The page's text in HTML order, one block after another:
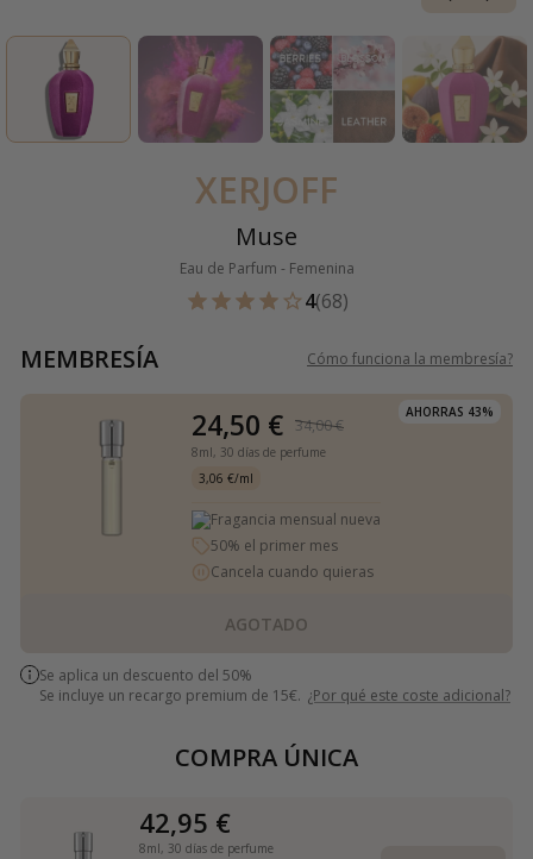
XERJOFF
Muse
Eau de Parfum - Femenina
4(68)
MEMBRESÍA Cómo funciona la membresía?
AHORRAS 43%
24,50 € 34,00 €
8ml, 30 días de perfume
3,06 €/ml
Fragancia mensual nueva
50% el primer mes
Cancela cuando quieras
AGOTADO
Se aplica un descuento del 50%
Se incluye un recargo premium de 15€. ¿Por qué este coste adicional?
COMPRA ÚNICA
42,95 €
8ml, 30 días de perfume